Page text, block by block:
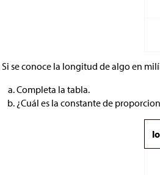
Si se conoce la longitud de algo en
Completa la tabla.
¿Cuál es la constante de